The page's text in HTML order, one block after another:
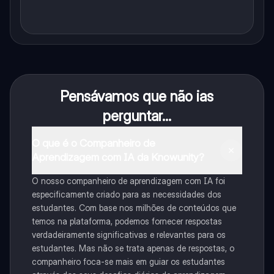
Pensávamos que não ias
perguntar...
O nosso companheiro de aprendizagem com IA foi
especificamente criado para as necessidades dos
estudantes. Com base nos milhões de conteúdos que
temos na plataforma, podemos fornecer respostas
verdadeiramente significativas e relevantes para os
estudantes. Mas não se trata apenas de respostas, o
companheiro foca-se mais em guiar os estudantes